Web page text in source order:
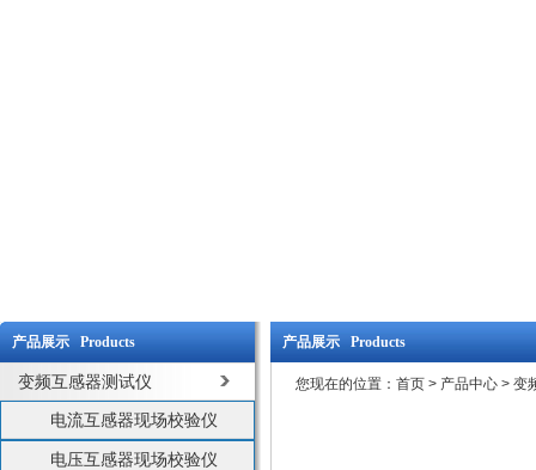
产品展示 Products
变频互感器测试仪
电流互感器现场校验仪
电压互感器现场校验仪
产品展示 Products
您现在的位置： 首页 > 产品中心 > 变